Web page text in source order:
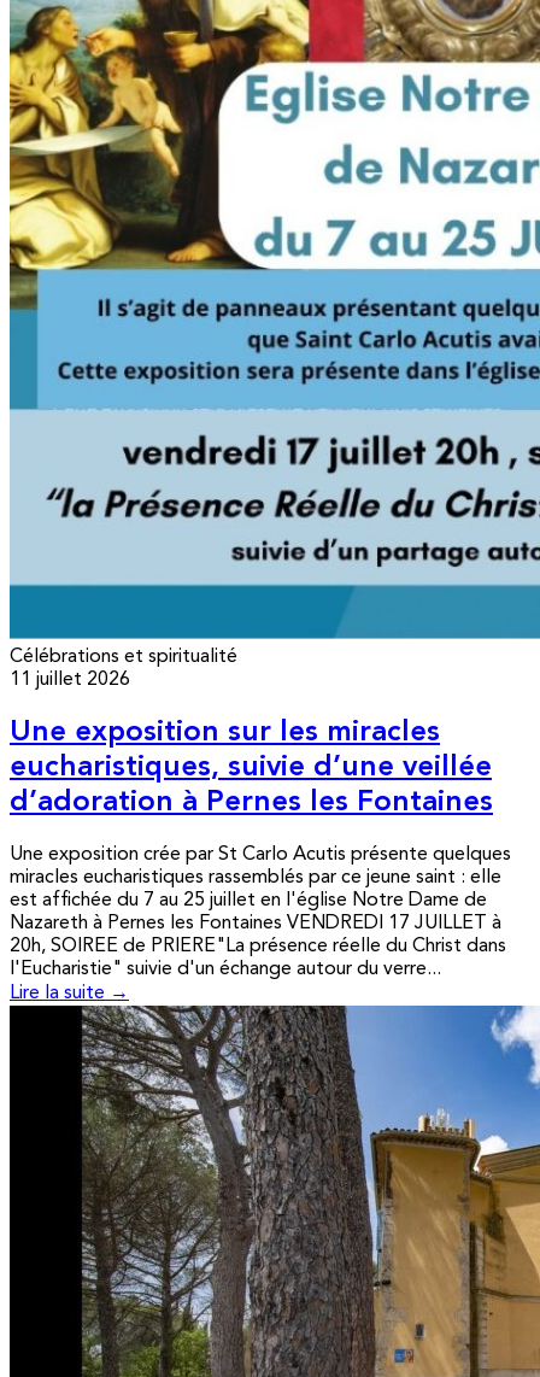
Célébrations et spiritualité
11 juillet 2026
Une exposition sur les miracles
eucharistiques, suivie d’une veillée
d’adoration à Pernes les Fontaines
Une exposition crée par St Carlo Acutis présente quelques
miracles eucharistiques rassemblés par ce jeune saint : elle
est affichée du 7 au 25 juillet en l'église Notre Dame de
Nazareth à Pernes les Fontaines VENDREDI 17 JUILLET à
20h, SOIREE de PRIERE"La présence réelle du Christ dans
l'Eucharistie" suivie d'un échange autour du verre...
Lire la suite →